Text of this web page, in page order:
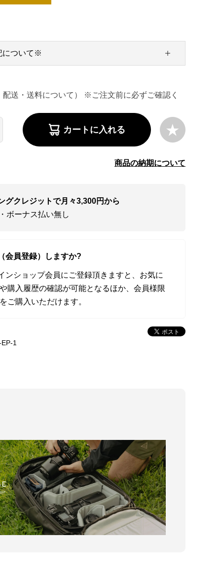
送・送料について） ※ご注文前に必ずご確認く
について※
カートに入れる
商品の納期について
グクレジットで月々3,300円から
ボーナス払い無し
会員登録）しますか?
ンショップ会員にご登録頂きますと、お気に
購入履歴の確認が可能となるほか、会員様限
ご購入いただけます。
1